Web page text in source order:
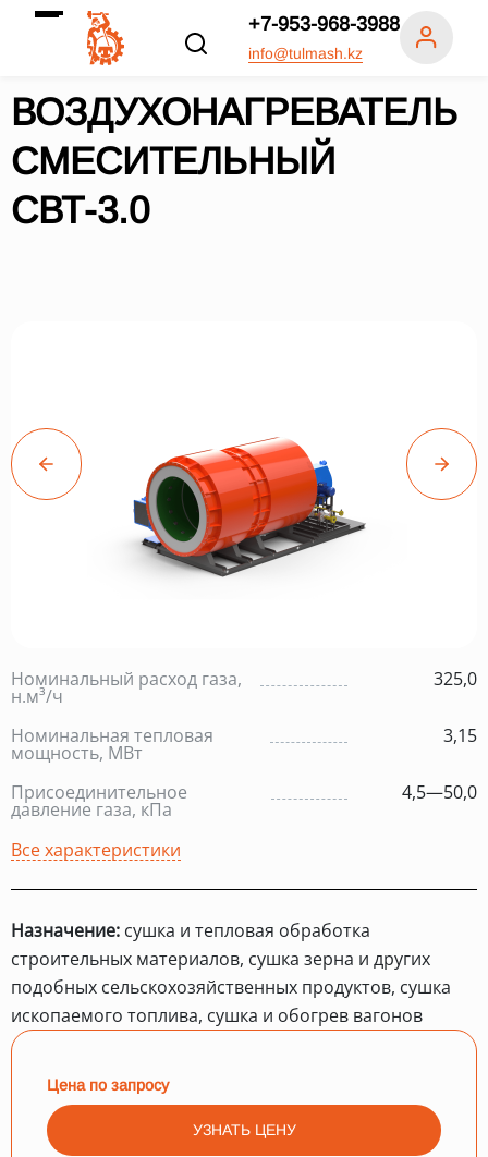
+7-953-968-3988
info@tulmash.kz
ВОЗДУХОНАГРЕВАТЕЛЬ
СМЕСИТЕЛЬНЫЙ
СВТ-3.0
Номинальный расход газа,
н.м³/ч
325,0
Номинальная тепловая
мощность, МВт
3,15
Присоединительное
давление газа, кПа
4,5—50,0
Все характеристики
Назначение: сушка и тепловая обработка
строительных материалов, сушка зерна и других
подобных сельскохозяйственных продуктов, сушка
ископаемого топлива, сушка и обогрев вагонов
Цена по запросу
УЗНАТЬ ЦЕНУ